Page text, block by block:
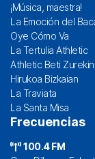
¡Música, maestra!
La Emoción del
Oye Cómo Va
La Tertulia Athletic
Athletic Beti Zurekin
Hirukoa Bizkaian
La Traviata
La Santa Misa
Frecuencias
100.4 FM